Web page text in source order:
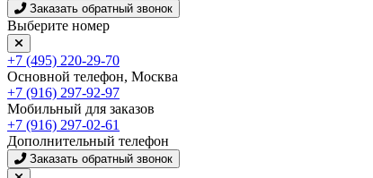
Заказать обратный звонок
Выберите номер
+7 (495) 220-29-70
Основной телефон, Москва
+7 (916) 297-92-97
Мобильный для заказов
+7 (916) 297-02-61
Дополнительный телефон
Заказать обратный звонок